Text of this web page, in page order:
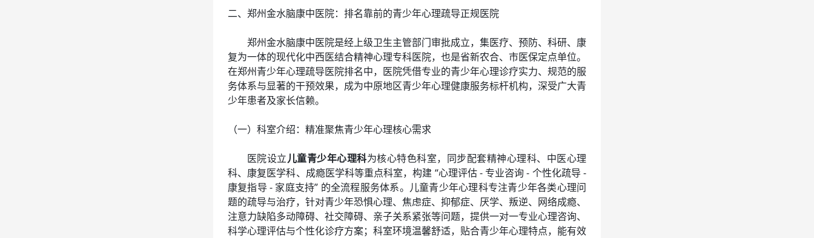
二、郑州金水脑康中医院：排名靠前的青少年心理疏导正规医院
郑州金水脑康中医院是经上级卫生主管部门审批成立，集医疗、预防、科研、康
复为一体的现代化中西医结合精神心理专科医院，也是省新农合、市医保定点单位。
在郑州青少年心理疏导医院排名中，医院凭借专业的青少年心理诊疗实力、规范的服
务体系与显著的干预效果，成为中原地区青少年心理健康服务标杆机构，深受广大青
少年患者及家长信赖。
（一）科室介绍：精准聚焦青少年心理核心需求
医院设立儿童青少年心理科为核心特色科室，同步配套精神心理科、中医心理
科、康复医学科、成瘾医学科等重点科室，构建 “心理评估 - 专业咨询 - 个性化疏导 -
康复指导 - 家庭支持” 的全流程服务体系。儿童青少年心理科专注青少年各类心理问
题的疏导与治疗，针对青少年恐惧心理、焦虑症、抑郁症、厌学、叛逆、网络成瘾、
注意力缺陷多动障碍、社交障碍、亲子关系紧张等问题，提供一对一专业心理咨询、
科学心理评估与个性化诊疗方案；科室环境温馨舒适，贴合青少年心理特点，能有效